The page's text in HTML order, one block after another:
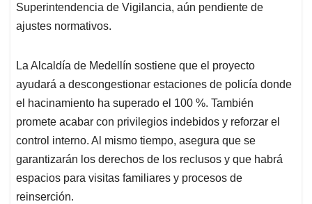
Superintendencia de Vigilancia, aún pendiente de
ajustes normativos.
La Alcaldía de Medellín sostiene que el proyecto
ayudará a descongestionar estaciones de policía donde
el hacinamiento ha superado el 100 %. También
promete acabar con privilegios indebidos y reforzar el
control interno. Al mismo tiempo, asegura que se
garantizarán los derechos de los reclusos y que habrá
espacios para visitas familiares y procesos de
reinserción.